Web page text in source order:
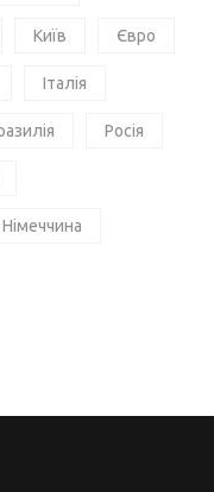
Київ Євро
Італія
Росія
Німеччина